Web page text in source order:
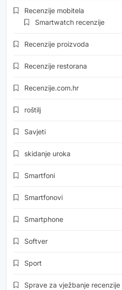
Recenzije mobitela
Smartwatch recenzije
Recenzije proizvoda
Recenzije restorana
Recenzije.com.hr
roštilj
Savjeti
skidanje uroka
Smartfoni
Smartfonovi
Smartphone
Softver
Sport
Sprave za vježbanje recenzije